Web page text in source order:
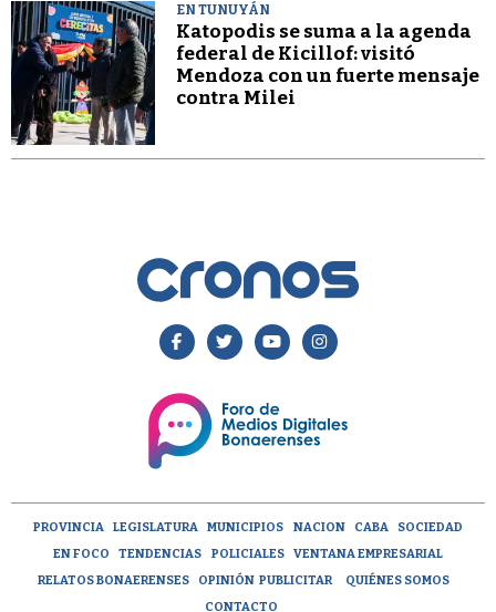
EN TUNUYÁN
Katopodis se suma a la agenda
federal de Kicillof: visitó
Mendoza con un fuerte mensaje
contra Milei
PROVINCIA LEGISLATURA MUNICIPIOS NACION CABA
SOCIEDAD
EN FOCO
TENDENCIAS POLICIALES
VENTANA EMPRESARIAL
RELATOS BONAERENSES
OPINIÓN PUBLICITAR
QUIÉNES SOMOS
CONTACTO